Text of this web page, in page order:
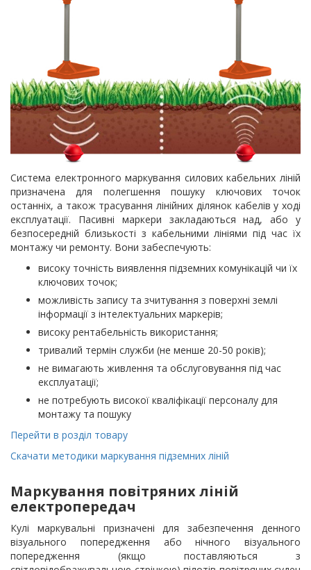
Система електронного маркування силових кабельних ліній
призначена для полегшення пошуку ключових точок
останніх, а також трасування лінійних ділянок кабелів у ході
експлуатації. Пасивні маркери закладаються над, або у
безпосередній близькості з кабельними лініями під час їх
монтажу чи ремонту. Вони забеспечують:
високу точність виявлення підземних комунікацій чи їх
ключових точок;
можливість запису та зчитування з поверхні землі
інформації з інтелектуальних маркерів;
високу рентабельність використання;
тривалий термін служби (не менше 20-50 років);
не вимагають живлення та обслуговування під час
експлуатації;
не потребують високої кваліфікації персоналу для
монтажу та пошуку
Перейти в розділ товару
Скачати методики маркування підземних ліній
Маркування повітряних ліній
електропередач
Кулі маркувальні призначені для забезпечення денного
візуального попередження або нічного візуального
попередження (якщо поставляються з